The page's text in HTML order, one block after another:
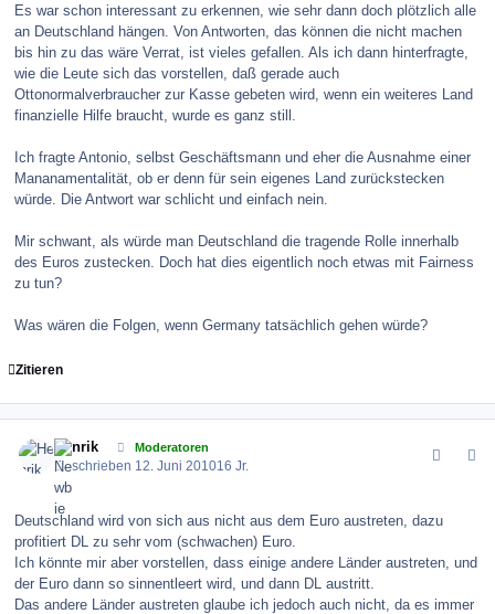
Es war schon interessant zu erkennen, wie sehr dann doch plötzlich alle
an Deutschland hängen. Von Antworten, das können die nicht machen
bis hin zu das wäre Verrat, ist vieles gefallen. Als ich dann hinterfragte,
wie die Leute sich das vorstellen, daß gerade auch
Ottonormalverbraucher zur Kasse gebeten wird, wenn ein weiteres Land
finanzielle Hilfe braucht, wurde es ganz still.
Ich fragte Antonio, selbst Geschäftsmann und eher die Ausnahme einer
Mananamentalität, ob er denn für sein eigenes Land zurückstecken
würde. Die Antwort war schlicht und einfach nein.
Mir schwant, als würde man Deutschland die tragende Rolle innerhalb
des Euros zustecken. Doch hat dies eigentlich noch etwas mit Fairness
zu tun?
Was wären die Folgen, wenn Germany tatsächlich gehen würde?
Zitieren
Henrik Moderatoren
Geschrieben 12. Juni 201016 Jr.
Deutschland wird von sich aus nicht aus dem Euro austreten, dazu
profitiert DL zu sehr vom (schwachen) Euro.
Ich könnte mir aber vorstellen, dass einige andere Länder austreten, und
der Euro dann so sinnentleert wird, und dann DL austritt.
Das andere Länder austreten glaube ich jedoch auch nicht, da es immer